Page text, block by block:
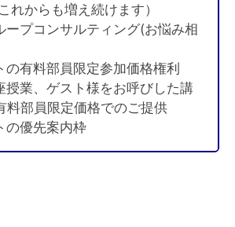
れからも増え続けます）
プコンサルティング(お悩み相
有料部員限定参加価格権利
業、ゲスト様をお呼びした講
料部員限定価格でのご提供
優先案内枠